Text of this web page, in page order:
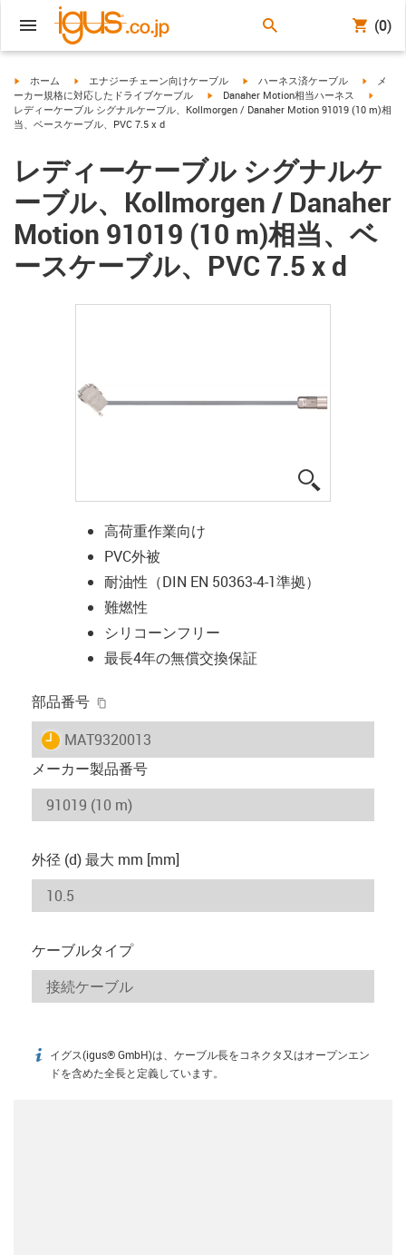
(0)
igus-icon-arrow-right
ホーム igus-icon-arrow-right
エナジーチェーン向けケーブル igus-icon-arrow-right
ハーネス済ケーブル igus-
メ
ーカー規格に対応したドライブケーブル
igus-icon-arrow-right
Danaher Motion相当ハーネス
レディーケーブル シグナルケーブル、Kollmorgen / Danaher Motion 91019 (10 m)相
当、ベースケーブル、PVC 7.5 x d
レディーケーブル シグナルケ
ーブル、Kollmorgen / Danaher
Motion 91019 (10 m)相当、ベ
ースケーブル、PVC 7.5 x d
高荷重作業向け
PVC外被
耐油性（DIN EN 50363-4-1準拠）
難燃性
シリコーンフリー
最長4年の無償交換保証
部品番号
igus-icon-lieferzeit
MAT9320013
メーカー製品番号
外径 (d) 最大 mm [mm]
ケーブルタイプ
igus-icon-info
イグス(igus® GmbH)は、ケーブル長をコネクタ又はオープンエン
ドを含めた全長と定義しています。